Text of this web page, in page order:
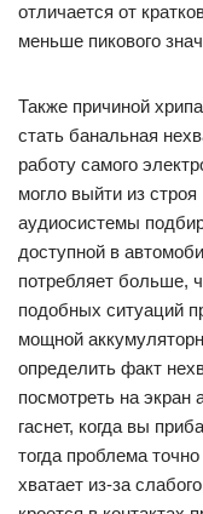
отличается от
меньше пикового
Также причиной
стать банальная
работу самого
могло выйти из
аудиосистемы
доступной в
потребляет больше,
подобных ситуаций
мощной
определить факт
посмотреть на экран
гаснет, когда вы
тогда проблема
хватает из-за